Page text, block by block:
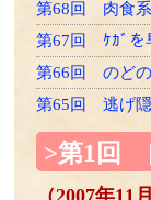
第68回 肉食系
第67回 ｹｶﾞを
第66回 のどの
第65回 逃げ
第64回 老け速
第63回 LPSは
>第1回
（2007年